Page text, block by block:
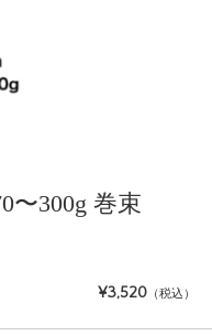
〜300g 巻束
¥3,520 （税込）